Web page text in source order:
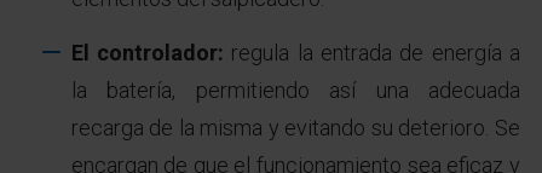
El controlador: regula la entrada de energía a
la batería, permitiendo así una adecuada
recarga de la misma y evitando su deterioro. Se
encargan de que el funcionamiento sea eficaz y